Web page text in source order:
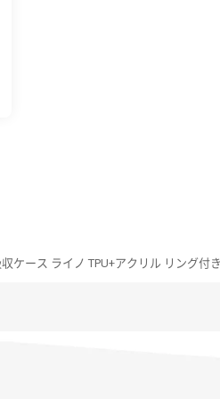
ケース ライノ TPU+アクリル リング付